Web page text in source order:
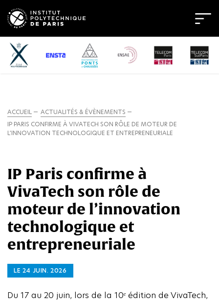
ACCUEIL
ACTUALITÉS & ÉVÈNEMENTS
IP PARIS CONFIRME À VIVATECH SON RÔLE DE MOTEUR DE
L’INNOVATION TECHNOLOGIQUE ET ENTREPRENEURIALE
IP Paris confirme à
VivaTech son rôle de
moteur de l’innovation
technologique et
entrepreneuriale
LE 24 JUIN. 2026
Du 17 au 20 juin, lors de la 10ᵉ édition de VivaTech,